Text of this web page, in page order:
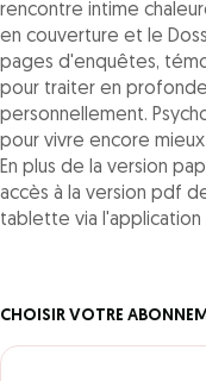
rencontre intime
en couverture et le
pages d'enquêtes,
pour traiter en
personnellement.
pour vivre encore mieux
En plus de la version
accès à la version pdf
tablette via l'application
CHOISIR VOTRE